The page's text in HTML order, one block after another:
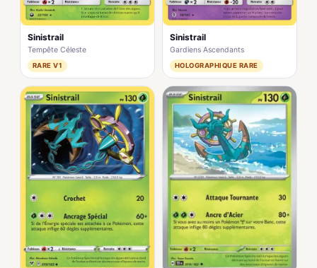
Sinistrail
Tempête Céleste
RARE V1
Sinistrail
Gardiens Ascendants
HOLOGRAPHIQUE RARE